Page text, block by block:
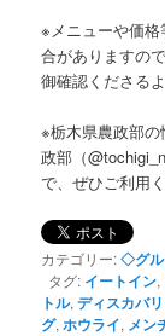
※メニューや価
合がありますの
御確認くださる
※栃木県農政部
政部（
で、ぜひご利用く
カテゴリー:◇グル
タグ: イートイン,
トル,ディスカバ
グ,ホウライ, メン